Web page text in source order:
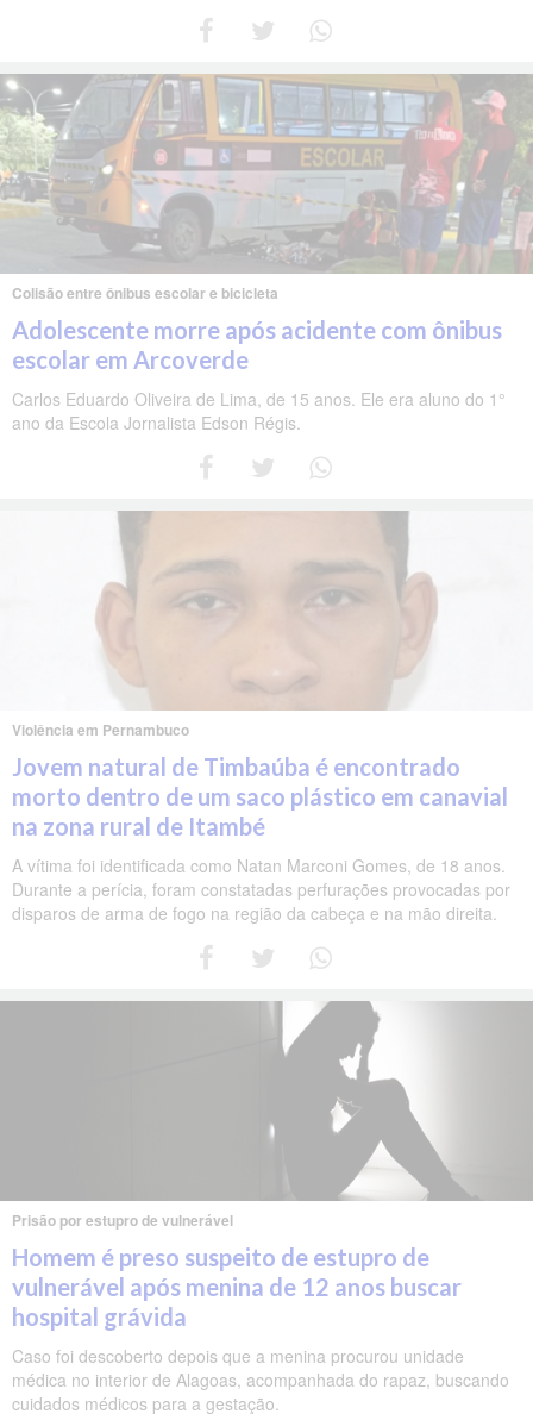
Colisão entre ônibus escolar e bicicleta
Adolescente morre após acidente com ônibus
escolar em Arcoverde
Carlos Eduardo Oliveira de Lima, de 15 anos. Ele era aluno do 1°
ano da Escola Jornalista Edson Régis.
Violência em Pernambuco
Jovem natural de Timbaúba é encontrado
morto dentro de um saco plástico em canavial
na zona rural de Itambé
A vítima foi identificada como Natan Marconi Gomes, de 18 anos.
Durante a perícia, foram constatadas perfurações provocadas por
disparos de arma de fogo na região da cabeça e na mão direita.
Prisão por estupro de vulnerável
Homem é preso suspeito de estupro de
vulnerável após menina de 12 anos buscar
hospital grávida
Caso foi descoberto depois que a menina procurou unidade
médica no interior de Alagoas, acompanhada do rapaz, buscando
cuidados médicos para a gestação.